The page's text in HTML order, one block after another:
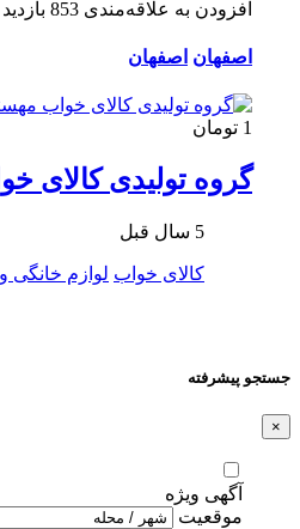
افزودن به علاقه‌مندی 853 بازدید
اصفهان اصفهان
1 تومان
گروه تولیدی کالای
5 سال قبل
کالای خواب لوازم
جستجو پیشرفته
×
آگهی ویژه
موقعیت